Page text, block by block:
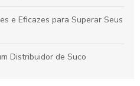
e Eficazes para Superar Seus
Distribuidor de Suco